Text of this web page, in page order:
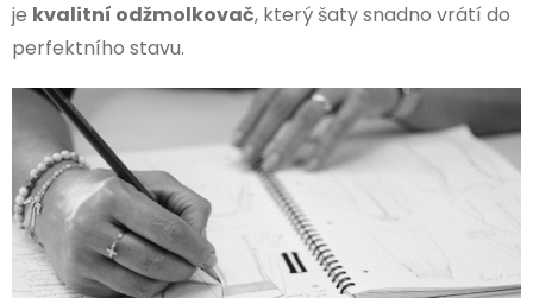
je kvalitní odžmolkovač, který šaty snadno vrátí do
perfektního stavu.